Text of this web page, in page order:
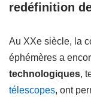
redéfinition
Au XXe siècle, la
éphémères a
technologiques,
télescopes, ont